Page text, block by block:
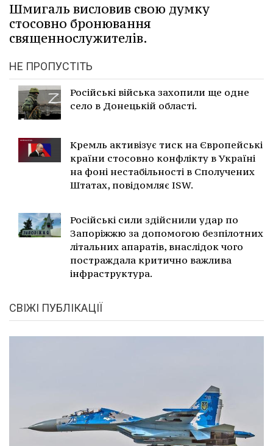
Шмигаль висловив свою думку
стосовно бронювання
священнослужителів.
НЕ ПРОПУСТІТЬ
Російські війська захопили ще одне
село в Донецькій області.
Кремль активізує тиск на Європейські
країни стосовно конфлікту в Україні
на фоні нестабільності в Сполучених
Штатах, повідомляє ISW.
Російські сили здійснили удар по
Запоріжжю за допомогою безпілотних
літальних апаратів, внаслідок чого
постраждала критично важлива
інфраструктура.
СВІЖІ ПУБЛІКАЦІЇ